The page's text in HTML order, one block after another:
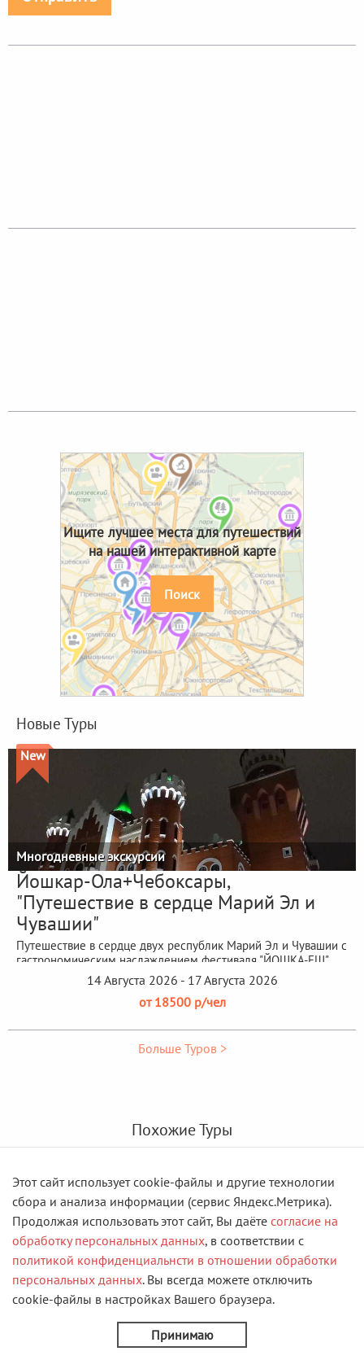
Ищите лучшее места для путешествий
на нашей интерактивной карте
Поиск
Новые Туры
New
Многодневные экскурсии
Йошкар-Ола+Чебоксары,
"Путешествие в сердце Марий Эл и
Чувашии"
Путешествие в сердце двух республик Марий Эл и Чувашии с
гастрономическим наслаждением фестиваля "ЙОШКА-ЕШ"
14 Августа 2026 - 17 Августа 2026
от 18500 р/чел
Больше Туров >
Похожие Туры
Этот сайт использует cookie-файлы и другие технологии
сбора и анализа информации (сервис Яндекс.Метрика).
Продолжая использовать этот сайт, Вы даёте согласие на
обработку персональных данных, в соответствии с
политикой конфиденциальнсти в отношении обработки
персональных данных. Вы всегда можете отключить
cookie-файлы в настройках Вашего браузера.
Принимаю